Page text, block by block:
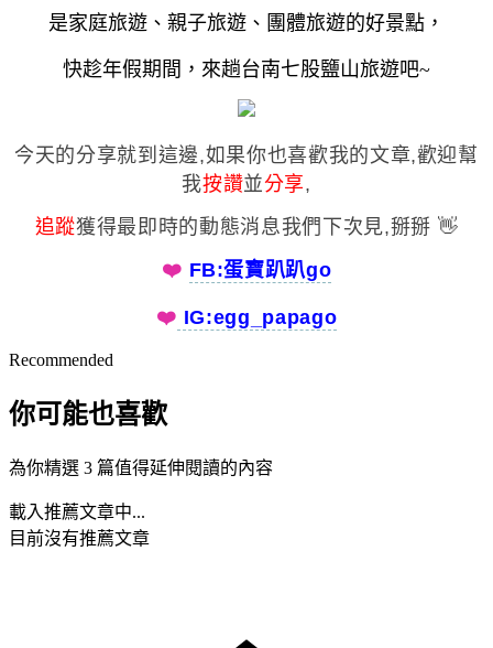
是家庭旅遊、親子旅遊、團體旅遊的好景點，
快趁年假期間，來趟台南七股鹽山旅遊吧~
今天的分享就到這邊,如果你也喜歡我的文章,歡迎幫
我按讚並分享,
追蹤獲得最即時的動態消息我們下次見,掰掰 👋
❤️️ FB:蛋寶趴趴go
❤️️ IG:egg_papago
Recommended
你可能也喜歡
為你精選 3 篇值得延伸閱讀的內容
載入推薦文章中...
目前沒有推薦文章